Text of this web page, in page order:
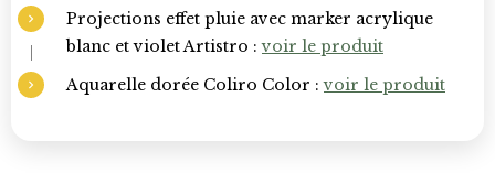
Projections effet pluie avec marker acrylique
blanc et violet Artistro :voir le produit
Aquarelle dorée Coliro Color :voir le produit